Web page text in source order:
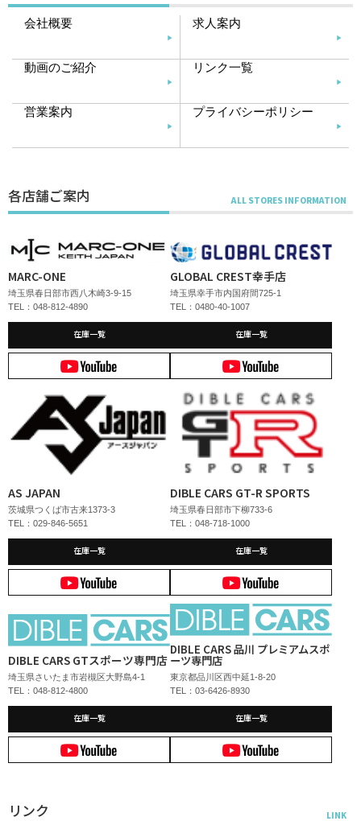
会社概要 求人案内
動画のご紹介 リンク一覧
営業案内 プライバシーポリシー
各店舗ご案内
MARC-ONE
埼玉県春日部市西八木崎3-9-15
TEL：048-812-4890
在庫一覧
GLOBAL CREST幸手店
埼玉県幸手市内国府間725-1
TEL：0480-40-1007
在庫一覧
AS JAPAN
茨城県つくば市古来1373-3
TEL：029-846-5651
在庫一覧
DIBLE CARS GT-R SPORTS
埼玉県春日部市下柳733-6
TEL：048-718-1000
在庫一覧
DIBLE CARS GTスポーツ専門店
埼玉県さいたま市岩槻区大野島4-1
TEL：048-812-4800
在庫一覧
DIBLE CARS 品川 プレミアムスポ
ーツ専門店
東京都品川区西中延1-8-20
TEL：03-6426-8930
在庫一覧
リンク